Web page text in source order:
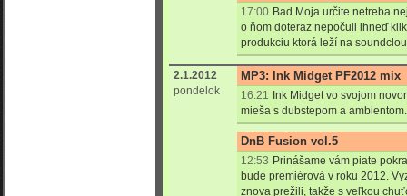
17:00 Bad Moja určite netreba
o ňom doteraz nepočuli ihneď
produkciu ktorá leží na
2.1.2012
pondelok
MP3: Ink Midget PF2012 mix
16:21 Ink Midget vo svojom
mieša s dubstepom a ambientom.
DnB Fusion vol.5
12:53 Prinášame vám piate
bude premiérová v roku 2012.
znova prežili, takže s veľkou